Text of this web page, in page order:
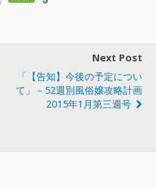
Next Post
「【告知】今後の予定につい
て」－52週別風俗嬢攻略計画
2015年1月第三週号